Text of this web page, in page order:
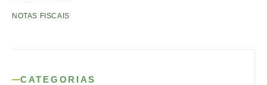
NOTAS FISCAIS
CATEGORIAS